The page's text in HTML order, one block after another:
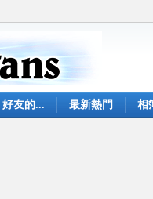
好友的... 最新熱門 相